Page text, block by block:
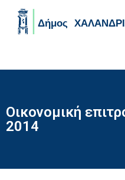
Οικονομική
2014